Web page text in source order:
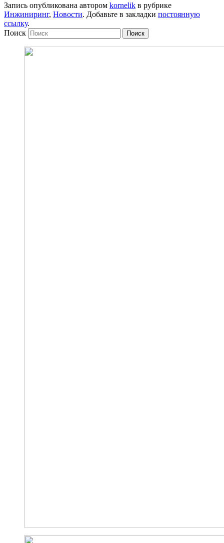
Запись опубликована автором kornelik в рубрике
Инжиниринг, Новости. Добавьте в закладки постоянную
ссылку.
Поиск